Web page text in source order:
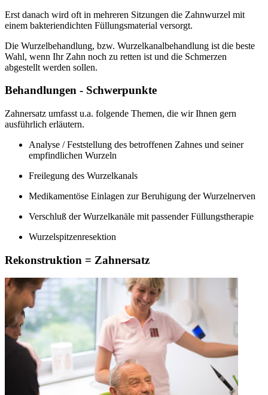
Erst danach wird oft in mehreren Sitzungen die Zahnwurzel mit
einem bakteriendichten Füllungsmaterial versorgt.
Die Wurzelbehandlung, bzw. Wurzelkanalbehandlung ist die beste
Wahl, wenn Ihr Zahn noch zu retten ist und die Schmerzen
abgestellt werden sollen.
Behandlungen - Schwerpunkte
Zahnersatz umfasst u.a. folgende Themen, die wir Ihnen gern
ausführlich erläutern.
Analyse / Feststellung des betroffenen Zahnes und seiner
empfindlichen Wurzeln
Freilegung des Wurzelkanals
Medikamentöse Einlagen zur Beruhigung der Wurzelnerven
Verschluß der Wurzelkanäle mit passender Füllungstherapie
Wurzelspitzenresektion
Rekonstruktion = Zahnersatz